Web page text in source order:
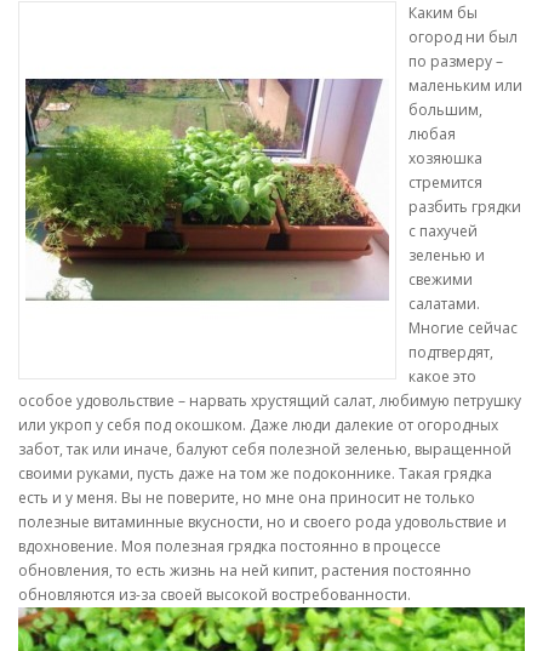
Каким бы
огород ни был
по размеру –
маленьким или
большим,
любая
хозяюшка
стремится
разбить грядки
с пахучей
зеленью и
свежими
салатами.
Многие сейчас
подтвердят,
какое это
особое удовольствие – нарвать хрустящий салат, любимую петрушку
или укроп у себя под окошком. Даже люди далекие от огородных
забот, так или иначе, балуют себя полезной зеленью, выращенной
своими руками, пусть даже на том же подоконнике. Такая грядка
есть и у меня. Вы не поверите, но мне она приносит не только
полезные витаминные вкусности, но и своего рода удовольствие и
вдохновение. Моя полезная грядка постоянно в процессе
обновления, то есть жизнь на ней кипит, растения постоянно
обновляются из-за своей высокой востребованности.